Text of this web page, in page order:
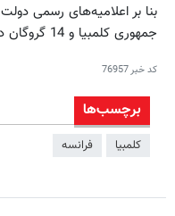
بنا بر اعلامیه‌های رسمی دولت
جمهوری کلمبیا و 14 گروگان دیگر در یک عملیات ویژه آزاد شدند
کد خبر76957
برچسب‌ها
کلمبیا فرانسه